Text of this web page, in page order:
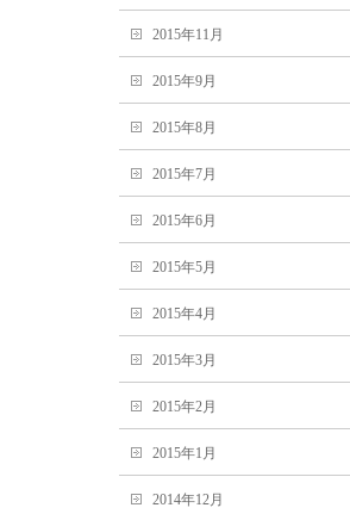
2015年11月
2015年9月
2015年8月
2015年7月
2015年6月
2015年5月
2015年4月
2015年3月
2015年2月
2015年1月
2014年12月